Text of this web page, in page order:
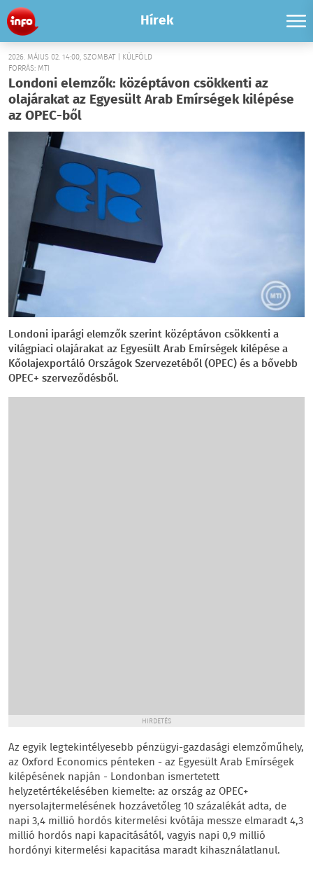
Hírek
2026. MÁJUS 02. 14:00, SZOMBAT | KÜLFÖLD
FORRÁS: MTI
Londoni elemzők: középtávon csökkenti az
olajárakat az Egyesült Arab Emírségek kilépése
az OPEC-ből
Londoni iparági elemzők szerint középtávon csökkenti a
világpiaci olajárakat az Egyesült Arab Emírségek kilépése a
Kőolajexportáló Országok Szervezetéből (OPEC) és a bővebb
OPEC+ szerveződésből.
HIRDETÉS
Az egyik legtekintélyesebb pénzügyi-gazdasági elemzőműhely,
az Oxford Economics pénteken - az Egyesült Arab Emírségek
kilépésének napján - Londonban ismertetett
helyzetértékelésében kiemelte: az ország az OPEC+
nyersolajtermelésének hozzávetőleg 10 százalékát adta, de
napi 3,4 millió hordós kitermelési kvótája messze elmaradt 4,3
millió hordós napi kapacitásától, vagyis napi 0,9 millió
hordónyi kitermelési kapacitása maradt kihasználatlanul.